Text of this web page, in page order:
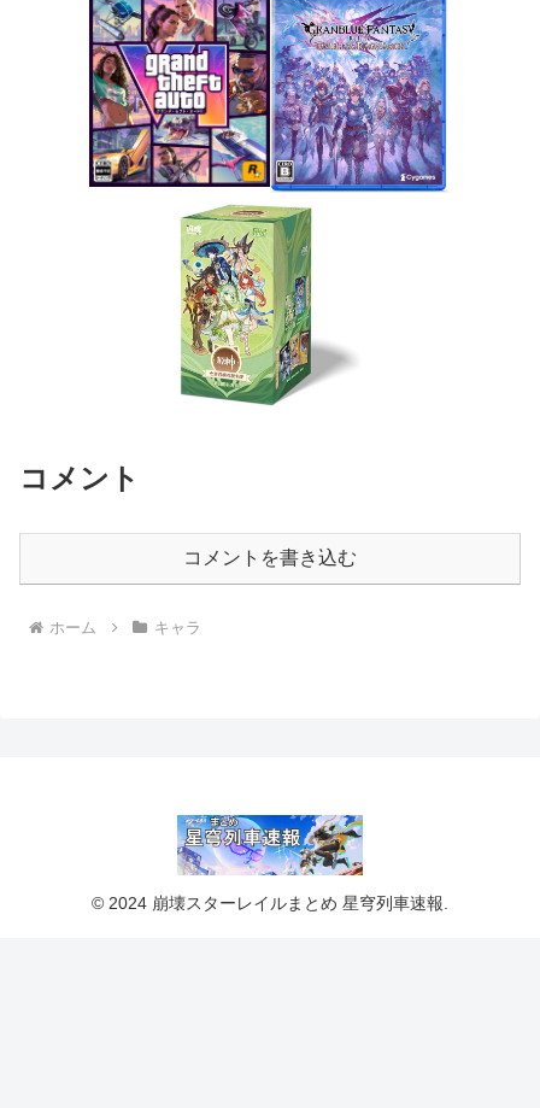
コメント
コメントを書き込む
ホーム キャラ
© 2024 崩壊スターレイルまとめ 星穹列車速報.